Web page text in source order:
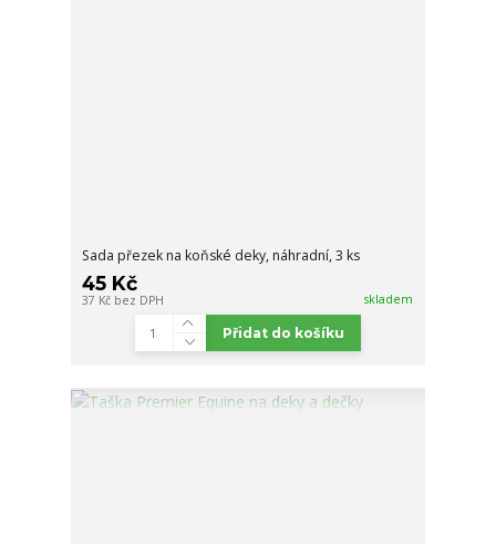
Sada přezek na koňské deky, náhradní, 3 ks
45 Kč
37 Kč bez DPH skladem
Přidat do košíku